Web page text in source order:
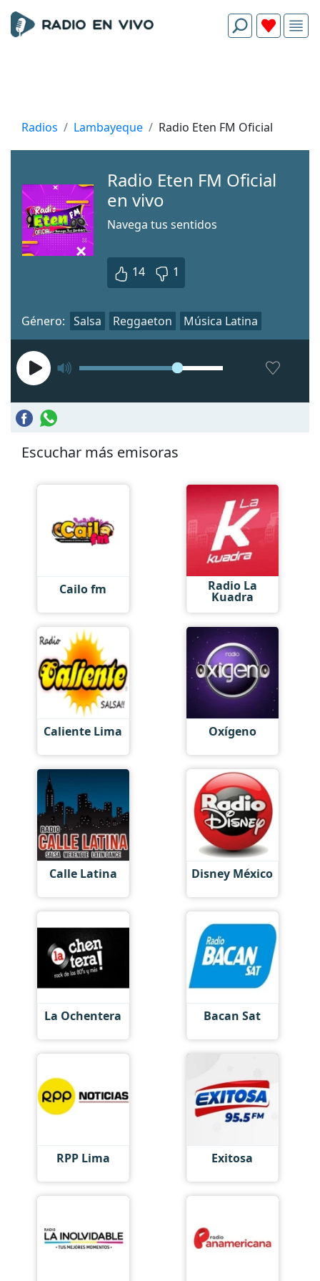
Radios Lambayeque Radio Eten FM Oficial
Radio Eten FM Oficial
en vivo
Navega tus sentidos
14 1
Género: Salsa Reggaeton Música Latina
Escuchar más emisoras
Cailo fm Radio La
Kuadra
Caliente Lima Oxígeno
Calle Latina Disney México
La Ochentera Bacan Sat
RPP Lima Exitosa